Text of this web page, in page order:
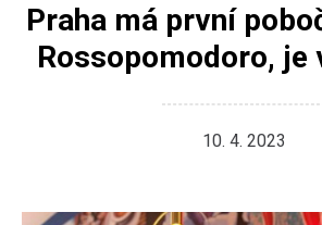
Praha má první
Rossopomodoro, je
10. 4. 2023